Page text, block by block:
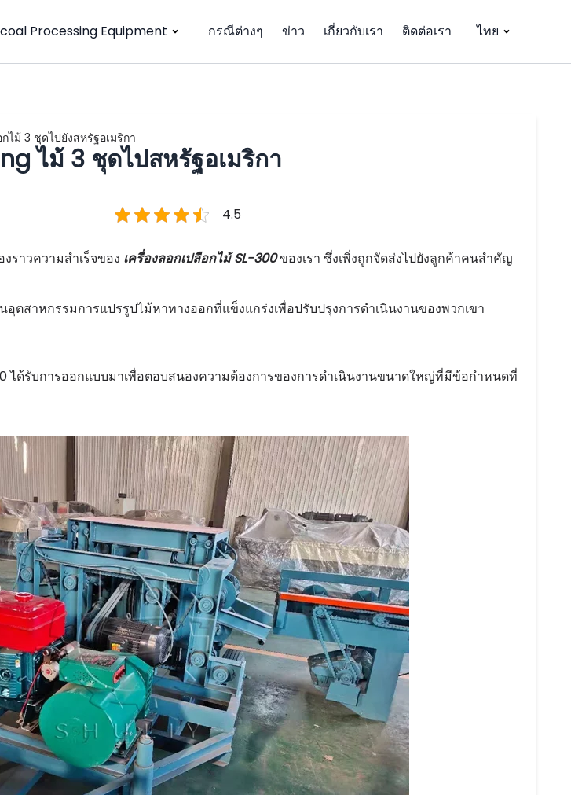
Processing Equipment กรณีต่างๆ ข่าว เกี่ยวกับเรา ติดต่อเรา ไทย
กไม้ 3 ชุดไปยังสหรัฐอเมริกา
ไม้ 3 ชุดไปสหรัฐอเมริกา
4.5
ราวความสำเร็จของ เครื่องลอกเปลือกไม้ SL-300ของเรา ซึ่งเพิ่งถูกจัดส่งไปยังลูกค้าคนสำคัญ
ตสาหกรรมการแปรรูปไม้หาทางออกที่แข็งแกร่งเพื่อปรับปรุงการดำเนินงานของพวกเขา
ได้รับการออกแบบมาเพื่อตอบสนองความต้องการของการดำเนินงานขนาดใหญ่ที่มีข้อกำหนดที่